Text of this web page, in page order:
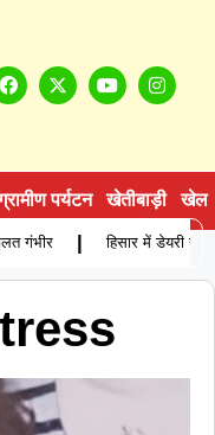
पर्यटन खेतीबाड़ी खेल
गंभीर हिसार में डेयरी